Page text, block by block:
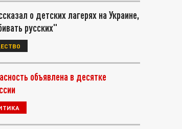
о детских лагерях на Украине,
русских"
объявлена в десятке